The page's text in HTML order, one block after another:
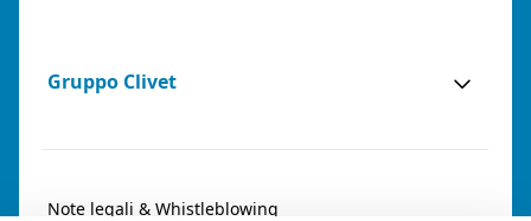
Gruppo Clivet
Note legali & Whistleblowing